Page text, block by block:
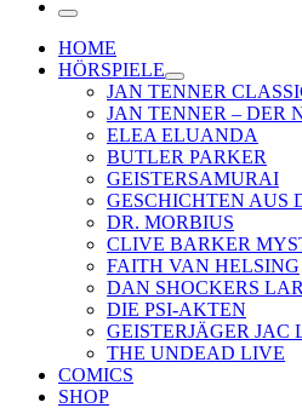
Menü
HOME
HÖRSPIELE
JAN TENNER
JAN TENNER – DER
ELEA ELUANDA
BUTLER PARKER
GEISTERSAMURAI
GESCHICHTEN AUS
DR. MORBIUS
CLIVE BARKER
FAITH VAN HELSING
DAN SHOCKERS
DIE PSI-AKTEN
GEISTERJÄGER JAC
THE UNDEAD LIVE
COMICS
SHOP